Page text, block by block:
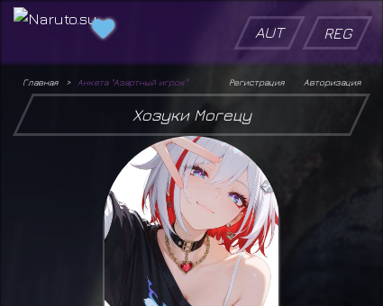
AUT REG
Главная Анкета "Азартный игрок" Авторизация
Регистрация
Хозуки Могецу